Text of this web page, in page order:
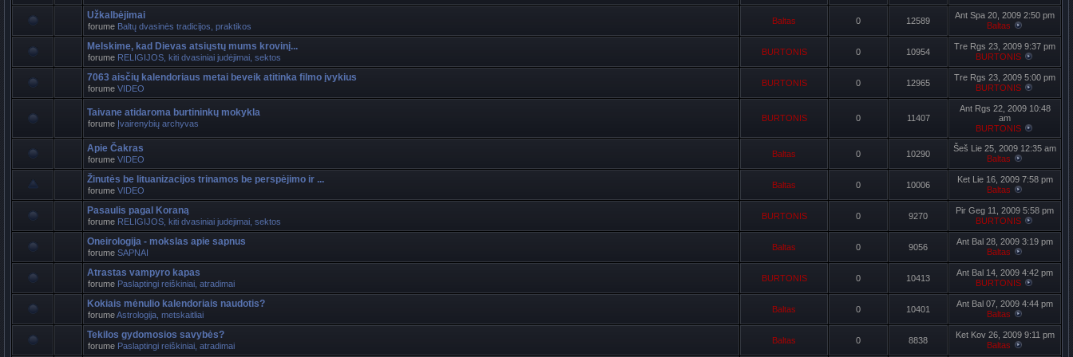
Užkalbėjimai
forume Baltų dvasinės tradicijos, praktikos
Baltas 0 12589
Ant Spa 20, 2009 2:50 pm
Baltas
Melskime, kad Dievas atsiųstų mums krovinį...
forume RELIGIJOS, kiti dvasiniai judėjimai, sektos
BURTONIS 0 10954
Tre Rgs 23, 2009 9:37 pm
BURTONIS
7063 aisčių kalendoriaus metai beveik atitinka filmo įvykius
forume VIDEO
BURTONIS 0 12965
Tre Rgs 23, 2009 5:00 pm
BURTONIS
Taivane atidaroma burtininkų mokykla
forume Įvairenybių archyvas
BURTONIS 0 11407
Ant Rgs 22, 2009 10:48
am
BURTONIS
Apie Čakras
forume VIDEO
Baltas 0 10290
Šeš Lie 25, 2009 12:35 am
Baltas
Žinutės be lituanizacijos trinamos be perspėjimo ir ...
forume VIDEO
Baltas 0 10006
Ket Lie 16, 2009 7:58 pm
Baltas
Pasaulis pagal Koraną
forume RELIGIJOS, kiti dvasiniai judėjimai, sektos
BURTONIS 0 9270
Pir Geg 11, 2009 5:58 pm
BURTONIS
Oneirologija - mokslas apie sapnus
forume SAPNAI
Baltas 0 9056
Ant Bal 28, 2009 3:19 pm
Baltas
Atrastas vampyro kapas
forume Paslaptingi reiškiniai, atradimai
BURTONIS 0 10413
Ant Bal 14, 2009 4:42 pm
BURTONIS
Kokiais mėnulio kalendoriais naudotis?
forumeAstrologija, metskaitliai
Baltas 0 10401
Ant Bal 07, 2009 4:44 pm
Baltas
Tekilos gydomosios savybės?
forume Paslaptingi reiškiniai, atradimai
Baltas 0 8838
Ket Kov 26, 2009 9:11 pm
Baltas